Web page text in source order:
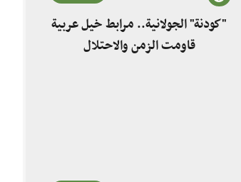
"كودنة" الجولانية.. مرابط خيل عربية
قاومت الزمن والاحتلال